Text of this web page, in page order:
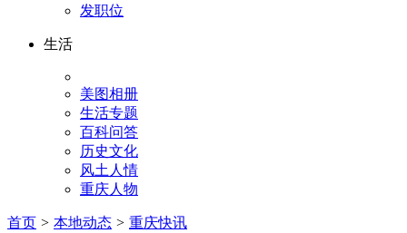
发职位
生活
美图相册
生活专题
百科问答
历史文化
风土人情
重庆人物
首页 > 本地动态 > 重庆快讯